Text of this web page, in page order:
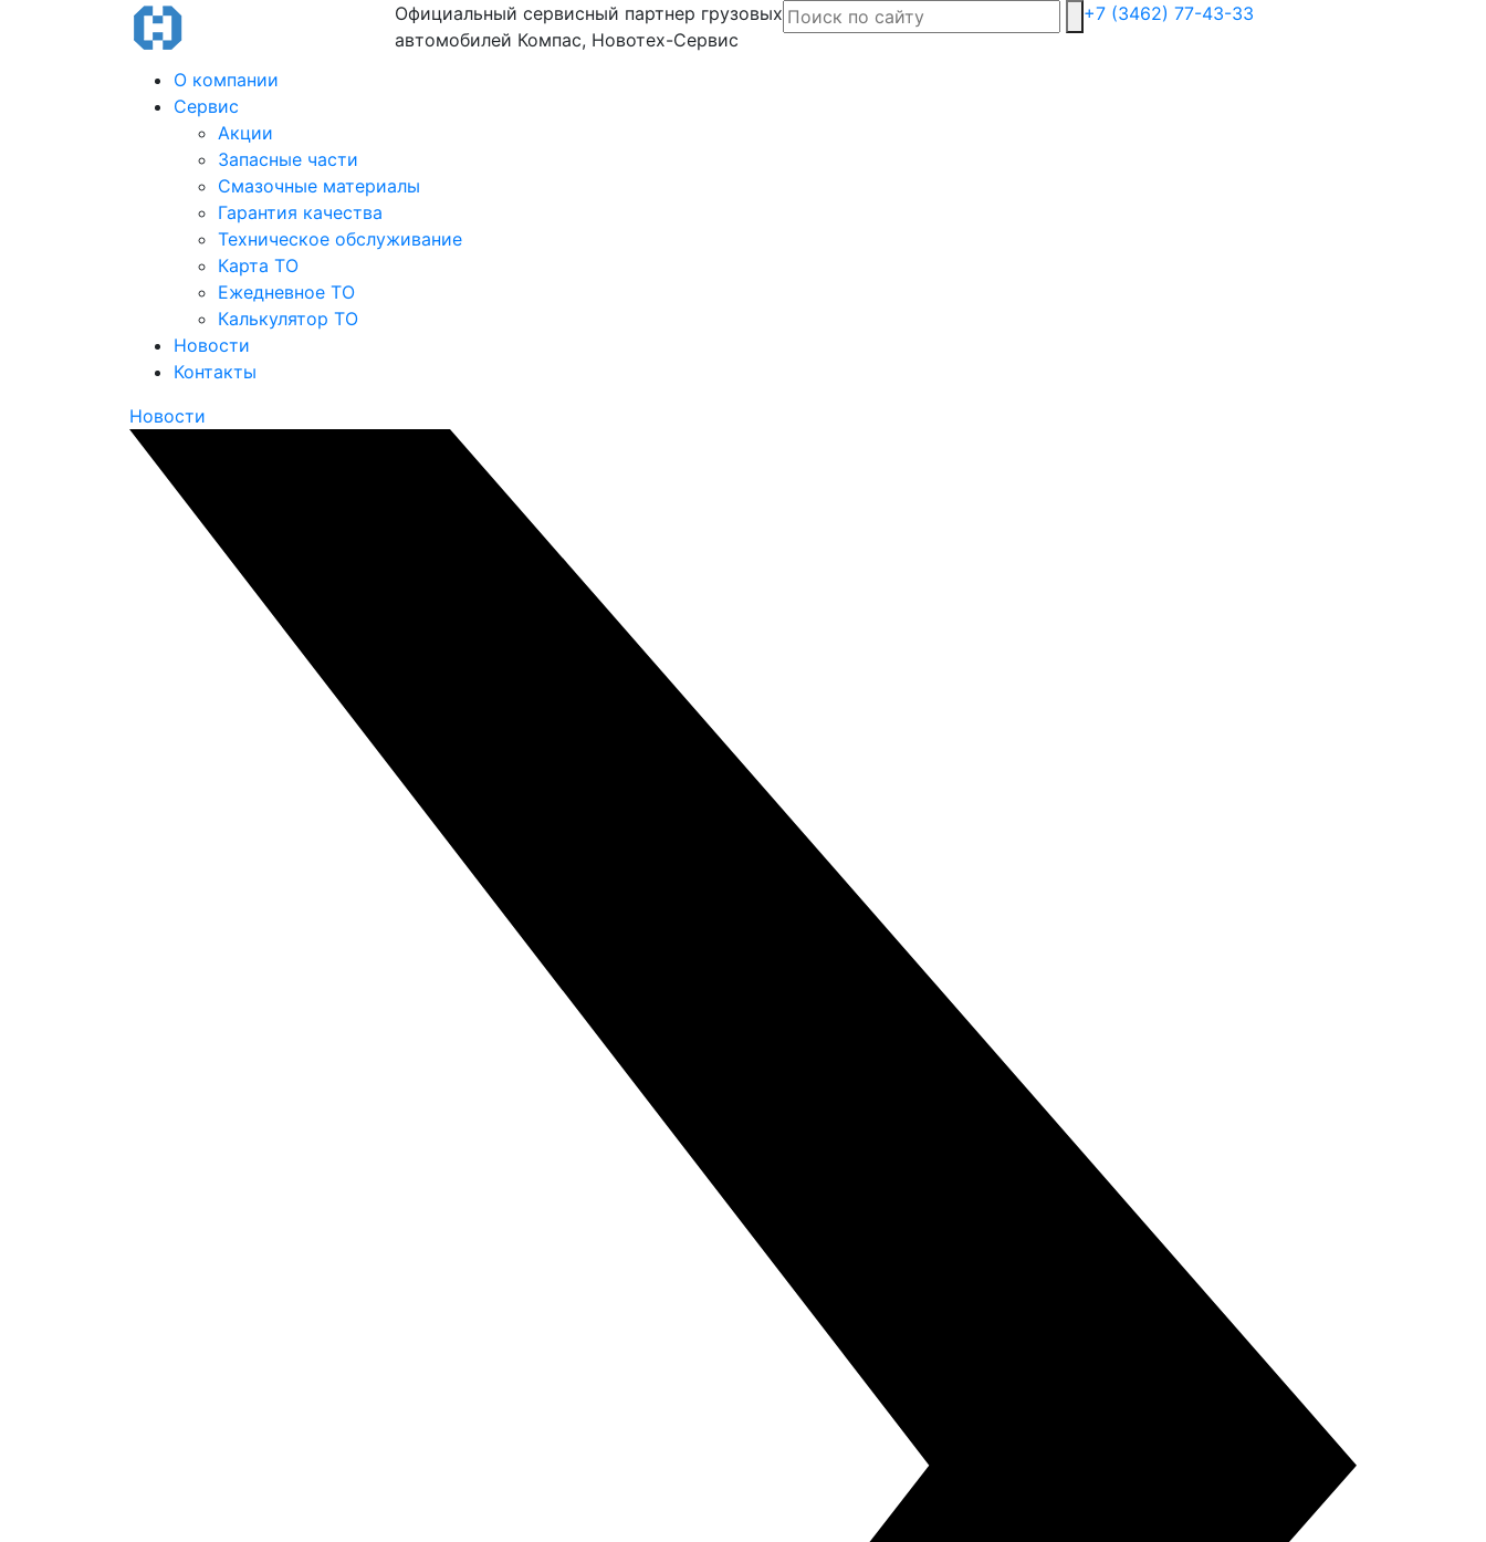
Официальный сервисный партнер грузовых
автомобилей Компас, Новотех-Сервис
+7 (3462) 77-43-33
О компании
Сервис
Акции
Запасные части
Смазочные материалы
Гарантия качества
Техническое обслуживание
Карта ТО
Ежедневное ТО
Калькулятор ТО
Новости
Контакты
Новости